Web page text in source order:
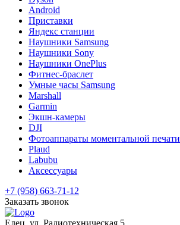
Android
Приставки
Яндекс станции
Наушники Samsung
Наушники Sony
Наушники OnePlus
Фитнес-браслет
Умные часы Samsung
Marshall
Garmin
Экшн-камеры
DJI
Фотоаппараты моментальной печати
Plaud
Labubu
Аксессуары
+7 (958) 663-71-12
Заказать звонок
Елец, ул. Радиотехническая 5